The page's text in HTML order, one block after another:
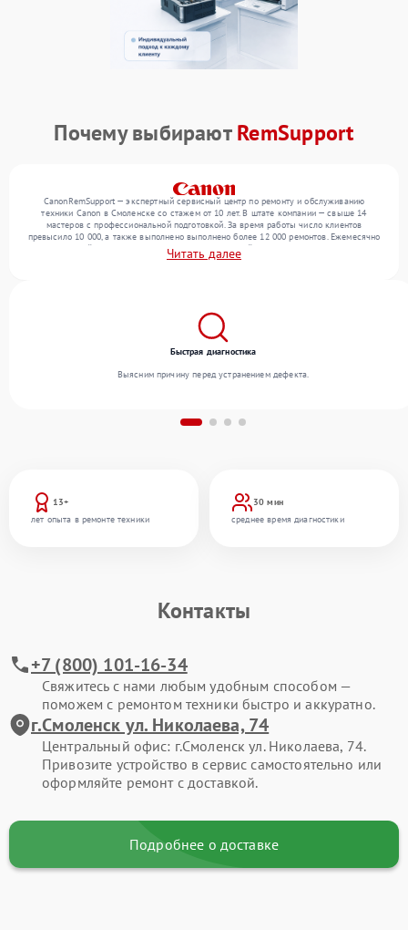
Почему выбираютRemSupport
CanonRemSupport — экспертный сервисный центр по ремонту и обслуживанию
техники Canon в Смоленске со стажем от 10 лет. В штате компании — свыше 14
мастеров с профессиональной подготовкой. За время работы число клиентов
превысило 10 000, а также выполнено выполнено более 12 000 ремонтов. Ежемесячно
в сервисный центр поступает более 300 обращений, включая , , . Мы выполняем
ремонт различного уровня сложности и гарантируем высокое качество обслуживания
Читать далее
13+
лет опыта в ремонте техники
30 мин
среднее время диагностики
Быстрая диагностика
Выясним причину перед устранением дефекта.
Контакты
+7 (800) 101-16-34
Свяжитесь с нами любым удобным способом —
поможем с ремонтом техники быстро и аккуратно.
г.Смоленск ул. Николаева, 74
Центральный офис: г.Смоленск ул. Николаева, 74.
Привозите устройство в сервис самостоятельно или
оформляйте ремонт с доставкой.
Подробнее о доставке